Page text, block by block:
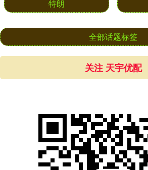
特朗
全部话题标签
关注 天宇优配